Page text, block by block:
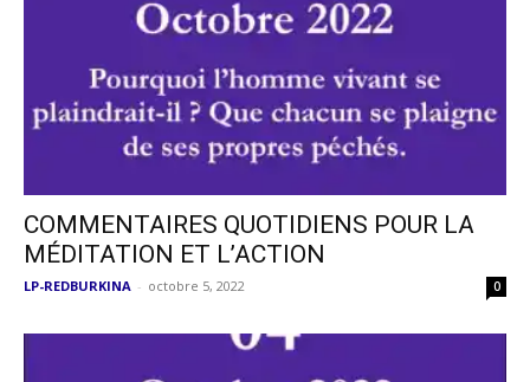
COMMENTAIRES QUOTIDIENS POUR LA
MÉDITATION ET L’ACTION
LP-REDBURKINA - octobre 5, 2022 0